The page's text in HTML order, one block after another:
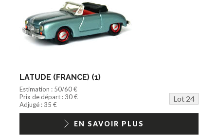
LATUDE (FRANCE) (1)
Estimation : 50/60 €
Prix de départ : 30 €
Lot 24
Adjugé : 35 €
EN SAVOIR PLUS